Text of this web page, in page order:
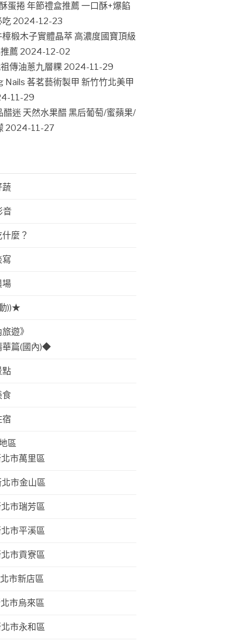
蛋捲 年節禮盒推薦 一口酥+爆餡
吃 2024-12-23
樟椴木子實體晶萃 高濃度國寶頂級
薦 2024-12-02
傳油蔥九層粿 2024-11-29
Nails 茖茗藝術製甲 新竹竹北美甲
11-29
醋迷 天然水果醋 黑后葡萄/蜜蘋果/
2024-11-27
蔬
音
麼？
寫
場
))★
旅遊》
華篇(國內)◆
點
食
宿
區
市萬里區
市金山區
市瑞芳區
市平溪區
市貢寮區
市新店區
市烏來區
市永和區